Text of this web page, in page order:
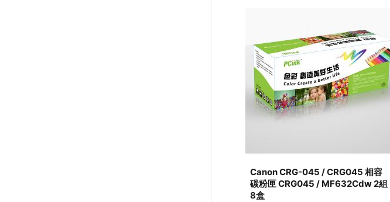
Canon CRG-045 / CRG045 相容
碳粉匣 CRG045 / MF632Cdw 2組
8盒